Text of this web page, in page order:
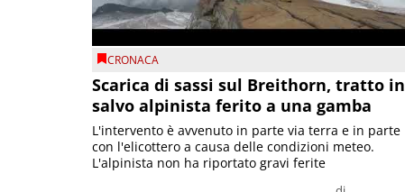
CRONACA
Scarica di sassi sul Breithorn, tratto in
salvo alpinista ferito a una gamba
L'intervento è avvenuto in parte via terra e in parte
con l'elicottero a causa delle condizioni meteo.
L'alpinista non ha riportato gravi ferite